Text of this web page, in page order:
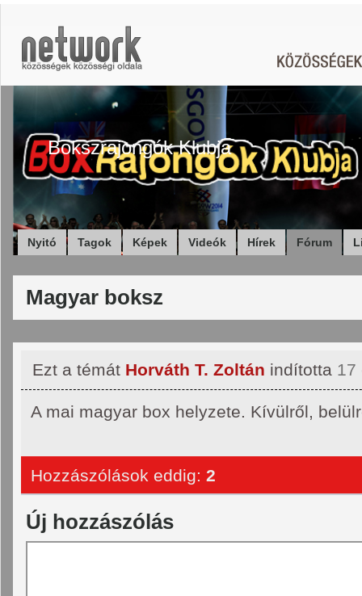
Bokszrajongók Klubja
Nyitó Tagok Képek Videók Hírek Fórum
Magyar boksz
Ezt a témát Horváth T. Zoltán indította 17
A mai magyar box helyzete. Kívülről,
Hozzászólások eddig: 2
Új hozzászólás